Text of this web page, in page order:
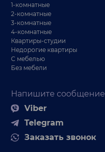
Напишите сообщение
Viber
Telegram
Заказать звонок
1-комнатные
2-комнатные
3-комнатные
4-комнатные
Квартиры-студии
Недорогие квартиры
С мебелью
Без мебели